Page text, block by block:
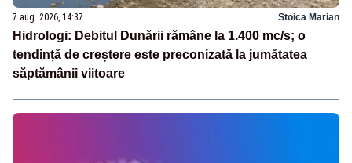
7 aug. 2026, 14:37 Stoica Marian
Hidrologi: Debitul Dunării rămâne la 1.400 mc/s; o
tendință de creștere este preconizată la jumătatea
săptămânii viitoare